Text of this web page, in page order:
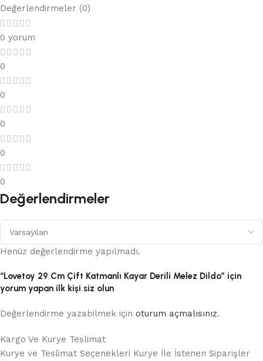
Değerlendirmeler (0)
0 yorum
0
0
0
0
0
Değerlendirmeler
Henüz değerlendirme yapılmadı.
“Lovetoy 29 Cm Çift Katmanlı Kayar Derili Melez Dildo” için
yorum yapan ilk kişi siz olun
Değerlendirme yazabilmek için oturum açmalısınız.
Kargo Ve Kurye Teslimat
Kurye ve Teslimat Seçenekleri Kurye İle İstenen Siparişler